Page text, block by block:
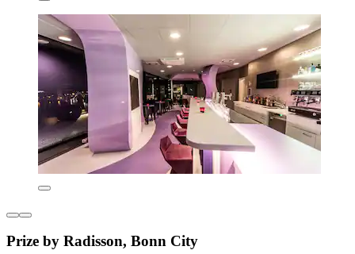
Prize by Radisson, Bonn City